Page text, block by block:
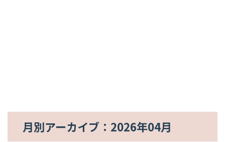
月別アーカイブ：2026年04月